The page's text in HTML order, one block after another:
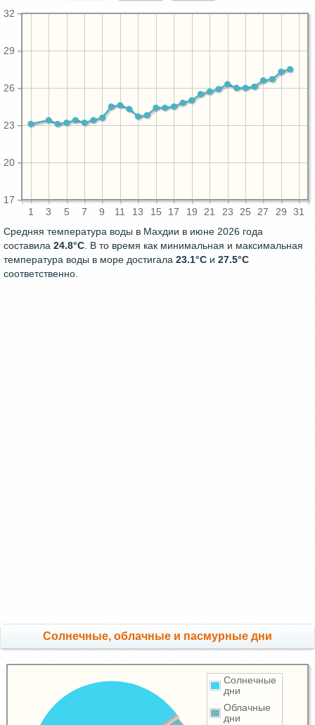
1 3 5 7 9 11 13 15 17 19 21 23 25 27 29 31
17
20
23
26
29
32
Средняя температура воды в Махдии в июне 2026 года
составила 24.8°C. В то время как минимальная и максимальная
температура воды в море достигала 23.1°C и 27.5°C
соответственно.
Cолнечные, облачные и пасмурные дни
Солнечные
дни
Облачные
дни